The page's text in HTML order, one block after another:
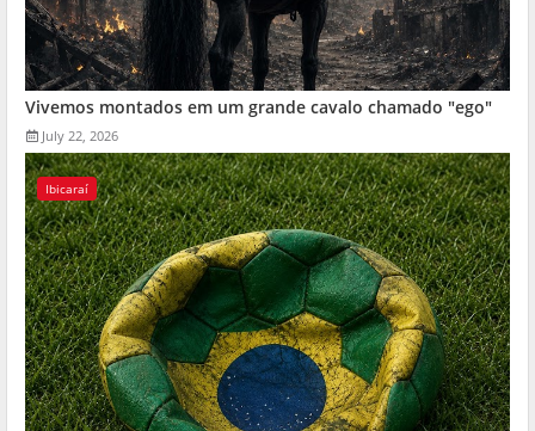
Vivemos montados em um grande cavalo chamado "ego"
July 22, 2026
Ibicaraí